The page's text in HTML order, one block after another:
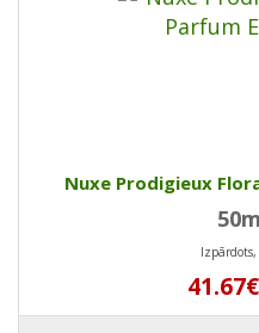
Nuxe Prodigieux
41.67€